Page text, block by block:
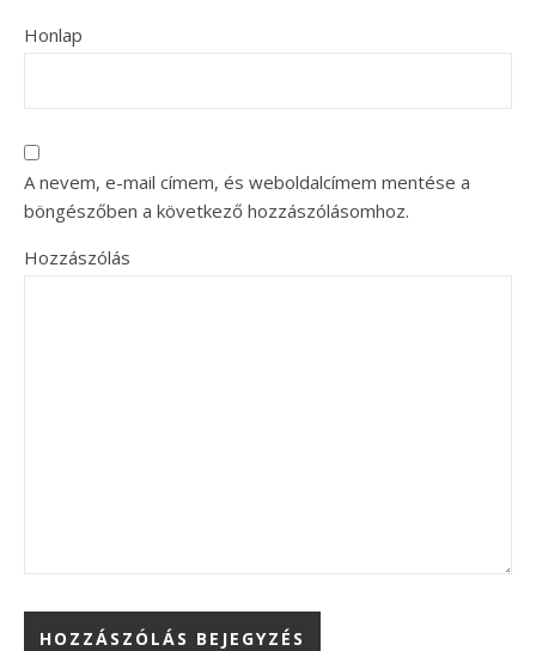
Honlap
A nevem, e-mail címem, és weboldalcímem mentése a
böngészőben a következő hozzászólásomhoz.
Hozzászólás